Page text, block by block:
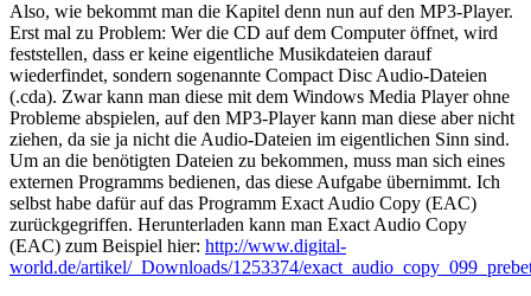
Also, wie bekommt man die Kapitel denn nun auf den MP3-Player.
Erst mal zu Problem: Wer die CD auf dem Computer öffnet, wird
feststellen, dass er keine eigentliche Musikdateien darauf
wiederfindet, sondern sogenannte Compact Disc Audio-Dateien
(.cda). Zwar kann man diese mit dem Windows Media Player ohne
Probleme abspielen, auf den MP3-Player kann man diese aber nicht
ziehen, da sie ja nicht die Audio-Dateien im eigentlichen Sinn sind.
Um an die benötigten Dateien zu bekommen, muss man sich eines
externen Programms bedienen, das diese Aufgabe übernimmt. Ich
selbst habe dafür auf das Programm Exact Audio Copy (EAC)
zurückgegriffen. Herunterladen kann man Exact Audio Copy
(EAC) zum Beispiel hier: http://www.digital-
world.de/artikel/_Downloads/1253374/